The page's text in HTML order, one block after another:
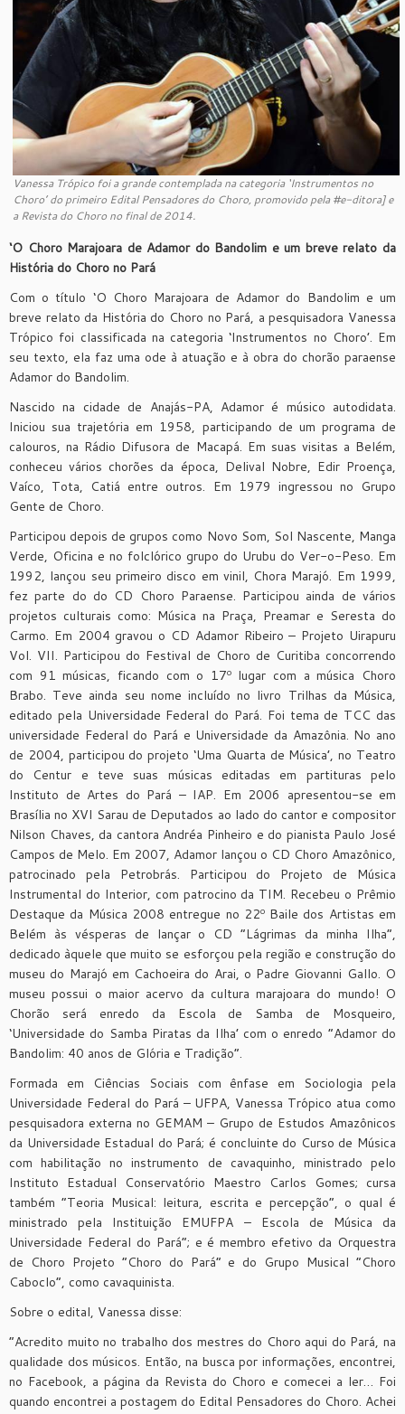
Vanessa Trópico foi a grande contemplada na categoria ‘Instrumentos no
Choro’ do primeiro Edital Pensadores do Choro, promovido pela #e-ditora] e
a Revista do Choro no final de 2014.
‘O Choro Marajoara de Adamor do Bandolim e um breve relato da
História do Choro no Pará
Com o título ‘O Choro Marajoara de Adamor do Bandolim e um
breve relato da História do Choro no Pará, a pesquisadora Vanessa
Trópico foi classificada na categoria ‘Instrumentos no Choro’. Em
seu texto, ela faz uma ode à atuação e à obra do chorão paraense
Adamor do Bandolim.
Nascido na cidade de Anajás-PA, Adamor é músico autodidata.
Iniciou sua trajetória em 1958, participando de um programa de
calouros, na Rádio Difusora de Macapá. Em suas visitas a Belém,
conheceu vários chorões da época, Delival Nobre, Edir Proença,
Vaíco, Tota, Catiá entre outros. Em 1979 ingressou no Grupo
Gente de Choro.
Participou depois de grupos como Novo Som, Sol Nascente, Manga
Verde, Oficina e no folclórico grupo do Urubu do Ver-o-Peso. Em
1992, lançou seu primeiro disco em vinil, Chora Marajó. Em 1999,
fez parte do do CD Choro Paraense. Participou ainda de vários
projetos culturais como: Música na Praça, Preamar e Seresta do
Carmo. Em 2004 gravou o CD Adamor Ribeiro – Projeto Uirapuru
Vol. VII. Participou do Festival de Choro de Curitiba concorrendo
com 91 músicas, ficando com o 17º lugar com a música Choro
Brabo. Teve ainda seu nome incluído no livro Trilhas da Música,
editado pela Universidade Federal do Pará. Foi tema de TCC das
universidade Federal do Pará e Universidade da Amazônia. No ano
de 2004, participou do projeto ‘Uma Quarta de Música’, no Teatro
do Centur e teve suas músicas editadas em partituras pelo
Instituto de Artes do Pará – IAP. Em 2006 apresentou-se em
Brasília no XVI Sarau de Deputados ao lado do cantor e compositor
Nilson Chaves, da cantora Andréa Pinheiro e do pianista Paulo José
Campos de Melo. Em 2007, Adamor lançou o CD Choro Amazônico,
patrocinado pela Petrobrás. Participou do Projeto de Música
Instrumental do Interior, com patrocino da TIM. Recebeu o Prêmio
Destaque da Música 2008 entregue no 22º Baile dos Artistas em
Belém às vésperas de lançar o CD “Lágrimas da minha Ilha”,
dedicado àquele que muito se esforçou pela região e construção do
museu do Marajó em Cachoeira do Arai, o Padre Giovanni Gallo. O
museu possui o maior acervo da cultura marajoara do mundo! O
Chorão será enredo da Escola de Samba de Mosqueiro,
‘Universidade do Samba Piratas da Ilha’ com o enredo “Adamor do
Bandolim: 40 anos de Glória e Tradição”.
Formada em Ciências Sociais com ênfase em Sociologia pela
Universidade Federal do Pará – UFPA, Vanessa Trópico atua como
pesquisadora externa no GEMAM – Grupo de Estudos Amazônicos
da Universidade Estadual do Pará; é concluinte do Curso de Música
com habilitação no instrumento de cavaquinho, ministrado pelo
Instituto Estadual Conservatório Maestro Carlos Gomes; cursa
também “Teoria Musical: leitura, escrita e percepção”, o qual é
ministrado pela Instituição EMUFPA – Escola de Música da
Universidade Federal do Pará”; e é membro efetivo da Orquestra
de Choro Projeto “Choro do Pará” e do Grupo Musical “Choro
Caboclo”, como cavaquinista.
Sobre o edital, Vanessa disse:
“Acredito muito no trabalho dos mestres do Choro aqui do Pará, na
qualidade dos músicos. Então, na busca por informações, encontrei,
no Facebook, a página da Revista do Choro e comecei a ler… Foi
quando encontrei a postagem do Edital Pensadores do Choro. Achei